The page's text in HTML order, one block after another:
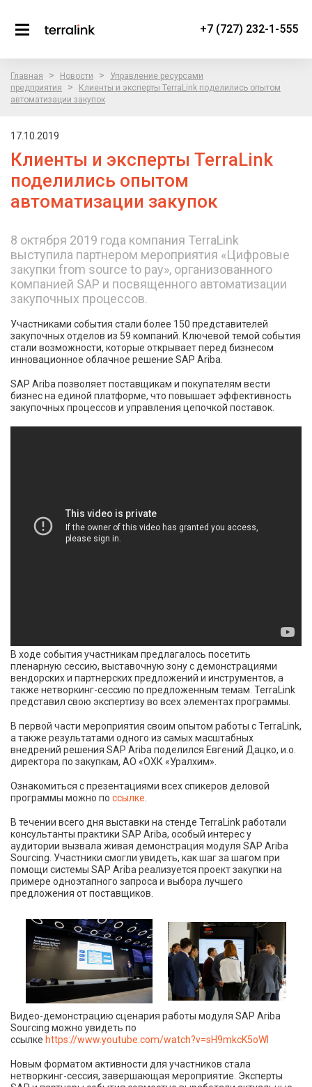
+7 (727) 232-1-555
Главная > Новости >
Управление ресурсами
предприятия
>
Клиенты и эксперты TerraLink поделились опытом
автоматизации закупок
17.10.2019
Клиенты и эксперты TerraLink
поделились опытом
автоматизации закупок
8 октября 2019 года компания TerraLink
выступила партнером мероприятия «Цифровые
закупки from source to pay», организованного
компанией SAP и посвященного автоматизации
закупочных процессов.
Участниками события стали более 150 представителей
закупочных отделов из 59 компаний. Ключевой темой события
стали возможности, которые открывает перед бизнесом
инновационное облачное решение SAP Ariba.
SAP Ariba позволяет поставщикам и покупателям вести
бизнес на единой платформе, что повышает эффективность
закупочных процессов и управления цепочкой поставок.
В ходе события участникам предлагалось посетить
пленарную сессию, выставочную зону с демонстрациями
вендорских и партнерских предложений и инструментов, а
также нетворкинг-сессию по предложенным темам. TerraLink
представил свою экспертизу во всех элементах программы.
В первой части мероприятия своим опытом работы с TerraLink,
а также результатами одного из самых масштабных
внедрений решения SAP Ariba поделился Евгений Дацко, и.о.
директора по закупкам, АО «ОХК «Уралхим».
Ознакомиться с презентациями всех спикеров деловой
программы можно по ссылке
В течении всего дня выставки на стенде TerraLink работали
консультанты практики SAP Ariba, особый интерес у
аудитории вызвала живая демонстрация модуля SAP Ariba
Sourcing. Участники смогли увидеть, как шаг за шагом при
помощи системы SAP Ariba реализуется проект закупки на
примере одноэтапного запроса и выбора лучшего
предложения от поставщиков.
Видео-демонстрацию сценария работы модуля SAP Ariba
Sourcing можно увидеть по
ссылке https://www.youtube.com/watch?v=sH9mkcK5oWI
Новым форматом активности для участников стала
нетворкинг-сессия, завершающая мероприятие. Эксперты